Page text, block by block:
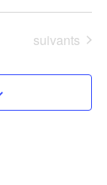
Évènements
suivants